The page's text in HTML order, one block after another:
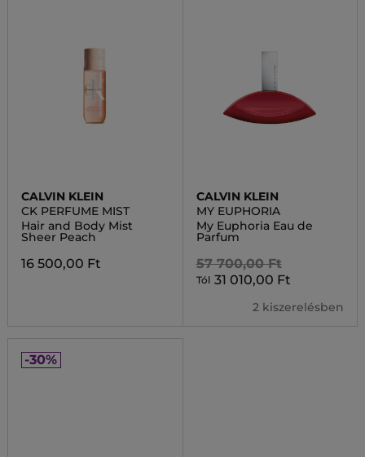
CALVIN KLEIN
CK PERFUME MIST
Hair and Body Mist
Sheer Peach
16 500,00 Ft
CALVIN KLEIN
MY EUPHORIA
My Euphoria Eau de
Parfum
57 700,00 Ft
Tól 31 010,00 Ft
2 kiszerelésben
-30%